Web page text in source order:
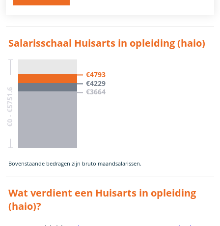
Salarisschaal Huisarts in opleiding (haio)
€0 - €5751.6
€4793
€4229
€3664
Bovenstaande bedragen zijn bruto maandsalarissen.
Wat verdient een Huisarts in opleiding
(haio)?